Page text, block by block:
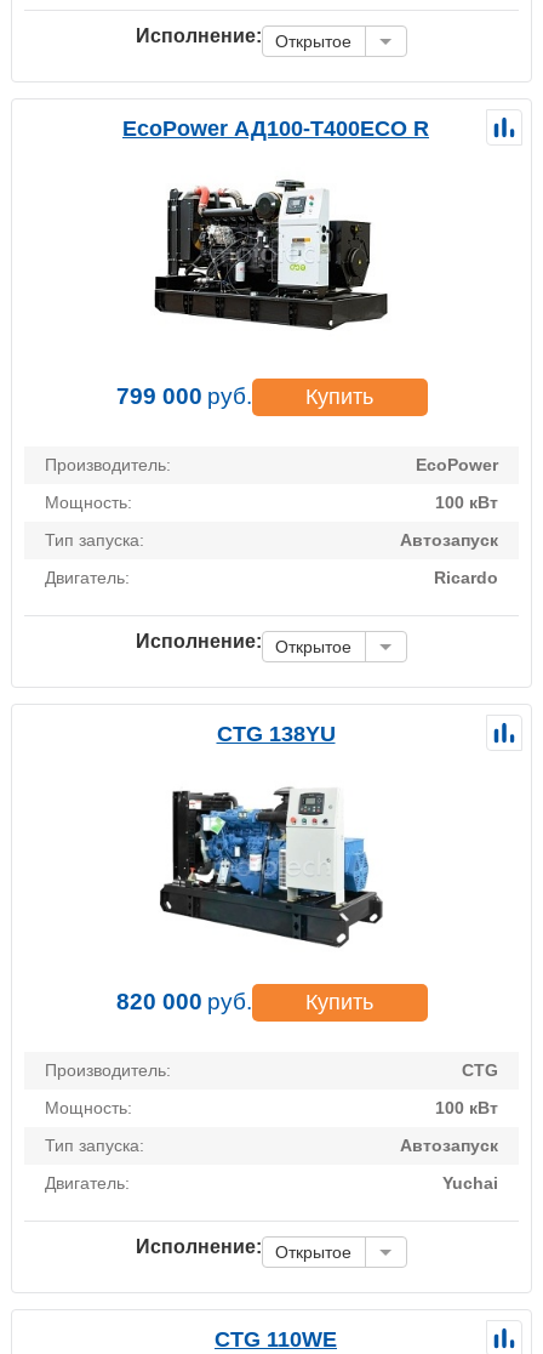
Исполнение: Открытое
EcoPower АД100-T400ECO R
799 000 руб. Купить
Производитель:
EcoPower
Мощность:
100 кВт
Тип запуска:
Автозапуск
Двигатель:
Ricardo
Исполнение: Открытое
CTG 138YU
820 000 руб. Купить
Производитель:
CTG
Мощность:
100 кВт
Тип запуска:
Автозапуск
Двигатель:
Yuchai
Исполнение: Открытое
CTG 110WE